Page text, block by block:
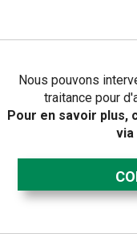
Nous pouvons
traitance pour
Pour en savoir plus,
via